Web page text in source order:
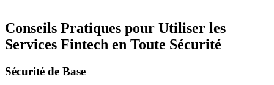
Conseils Pratiques pour Utiliser les
Services Fintech en Toute Sécurité
Sécurité de Base